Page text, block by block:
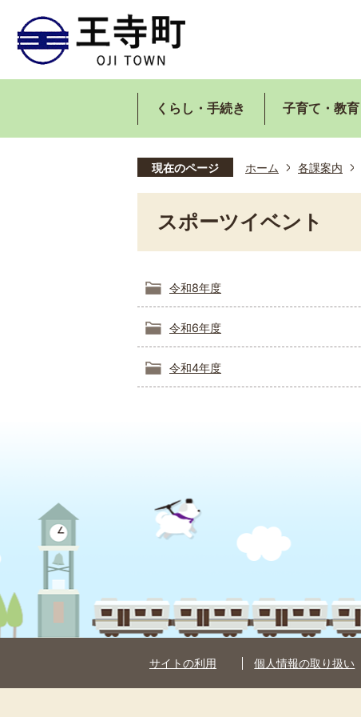
くらし・手続き 子育て・教育
現在のページ ホーム 各課案内
スポーツイベント
令和8年度
令和6年度
令和4年度
サイトの利用 個人情報の取り扱い